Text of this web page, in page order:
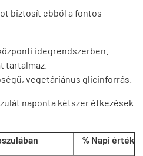
biztosít ebből a fontos
idegrendszerben.
tartalmaz.
vegetáriánus glicinforrás.
naponta kétszer étkezések
% Napi érték